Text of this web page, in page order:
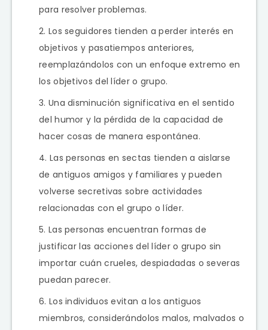
para resolver problemas.
Los seguidores tienden a perder interés en
objetivos y pasatiempos anteriores,
reemplazándolos con un enfoque extremo en
los objetivos del líder o grupo.
Una disminución significativa en el sentido
del humor y la pérdida de la capacidad de
hacer cosas de manera espontánea.
Las personas en sectas tienden a aislarse
de antiguos amigos y familiares y pueden
volverse secretivas sobre actividades
relacionadas con el grupo o líder.
Las personas encuentran formas de
justificar las acciones del líder o grupo sin
importar cuán crueles, despiadadas o severas
puedan parecer.
Los individuos evitan a los antiguos
miembros, considerándolos malos, malvados o